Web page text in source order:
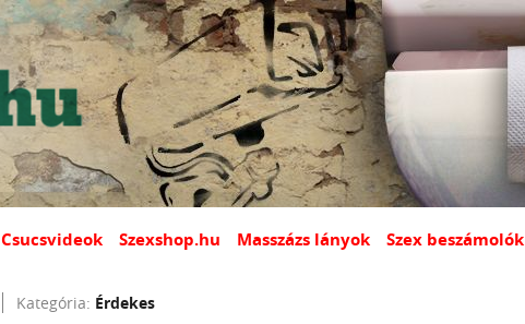
Csucsvideok Szexshop.hu Masszázs lányok Szex beszámolók
Kategória: Érdekes